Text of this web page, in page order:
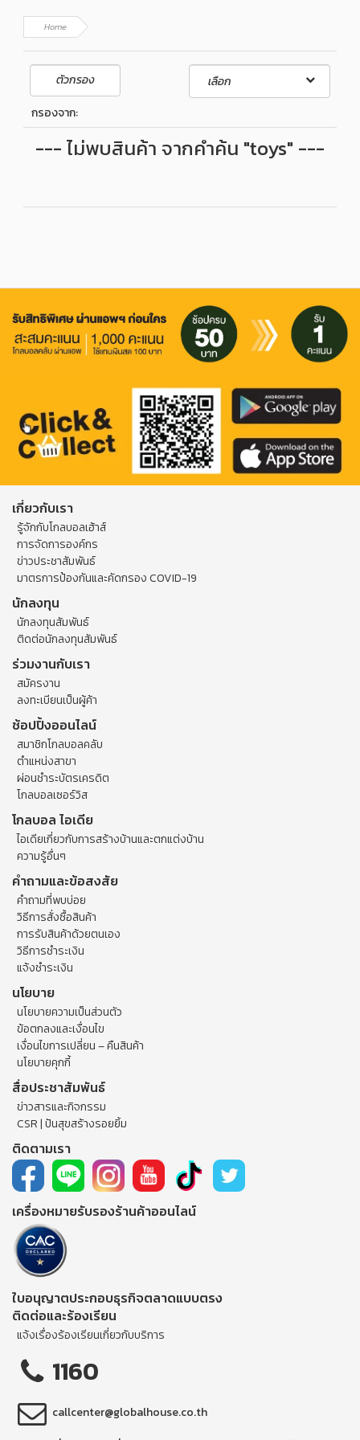
Home
ตัวกรอง
กรองจาก:
--- ไม่พบสินค้า จากคำค้น "toys" ---
เกี่ยวกับเรา
รู้จักกับโกลบอลเฮ้าส์
การจัดการองค์กร
ข่าวประชาสัมพันธ์
มาตรการป้องกันและคัดกรอง COVID-19
นักลงทุน
นักลงทุนสัมพันธ์
ติดต่อนักลงทุนสัมพันธ์
ร่วมงานกับเรา
สมัครงาน
ลงทะเบียนเป็นผู้ค้า
ช้อปปิ้งออนไลน์
สมาชิกโกลบอลคลับ
ตำแหน่งสาขา
ผ่อนชำระบัตรเครดิต
โกลบอลเซอร์วิส
โกลบอล ไอเดีย
ไอเดียเกี่ยวกับการสร้างบ้านและตกแต่งบ้าน
ความรู้อื่นๆ
คำถามและข้อสงสัย
คำถามที่พบบ่อย
วิธีการสั่งซื้อสินค้า
การรับสินค้าด้วยตนเอง
วิธีการชำระเงิน
แจ้งชำระเงิน
นโยบาย
นโยบายความเป็นส่วนตัว
ข้อตกลงและเงื่อนไข
เงื่อนไขการเปลี่ยน – คืนสินค้า
นโยบายคุกกี้
สื่อประชาสัมพันธ์
ข่าวสารและกิจกรรม
CSR | ปันสุขสร้างรอยยิ้ม
ติดตามเรา
เครื่องหมายรับรองร้านค้าออนไลน์
ใบอนุญาตประกอบธุรกิจตลาดแบบตรง
ติดต่อและร้องเรียน
แจ้งเรื่องร้องเรียนเกี่ยวกับบริการ
1160
callcenter@globalhouse.co.th